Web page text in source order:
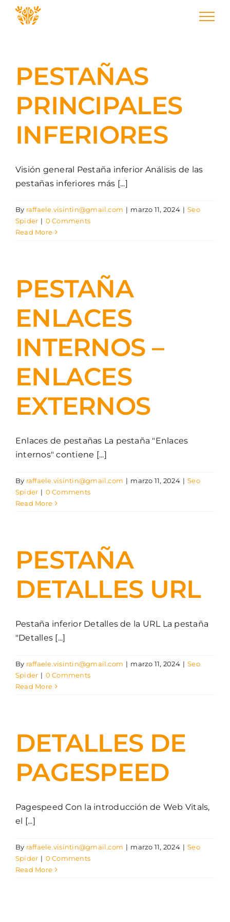
Skip
PESTAÑAS
PRINCIPALES
INFERIORES
Visión general Pestaña inferior Análisis de las
pestañas inferiores más [...]
By raffaele.visintin@gmail.com | marzo 11, 2024 | Seo
Spider | 0 Comments
Read More
PESTAÑA
ENLACES
INTERNOS –
ENLACES
EXTERNOS
Enlaces de pestañas La pestaña "Enlaces
internos" contiene [...]
By raffaele.visintin@gmail.com | marzo 11, 2024 | Seo
Spider | 0 Comments
Read More
PESTAÑA
DETALLES URL
Pestaña inferior Detalles de la URL La pestaña
"Detalles [...]
By raffaele.visintin@gmail.com | marzo 11, 2024 | Seo
Spider | 0 Comments
Read More
DETALLES DE
PAGESPEED
Pagespeed Con la introducción de Web Vitals,
el [...]
By raffaele.visintin@gmail.com | marzo 11, 2024 | Seo
Spider | 0 Comments
Read More